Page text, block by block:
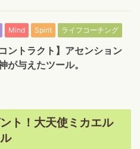
Mind Spirit ライフコーチング
ントラクト】アセンション
が与えたツール。
ト！大天使ミカエル